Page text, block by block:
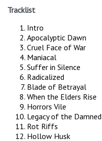
Tracklist
Intro
Apocalyptic Dawn
Cruel Face of War
Maniacal
Suffer in Silence
Radicalized
Blade of Betrayal
When the Elders Rise
Horrors Vile
Legacy of the Damned
Rot Riffs
Hollow Husk